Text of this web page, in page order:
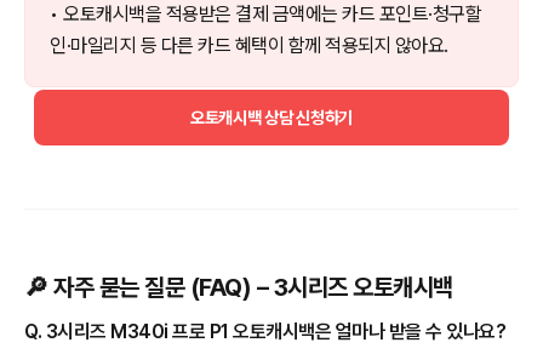
• 오토캐시백을 적용받은 결제 금액에는 카드 포인트·청구할
인·마일리지 등 다른 카드 혜택이 함께 적용되지 않아요.
오토캐시백 상담 신청하기
🔎 자주 묻는 질문 (FAQ) – 3시리즈 오토캐시백
Q. 3시리즈 M340i 프로 P1 오토캐시백은 얼마나 받을 수 있나요?